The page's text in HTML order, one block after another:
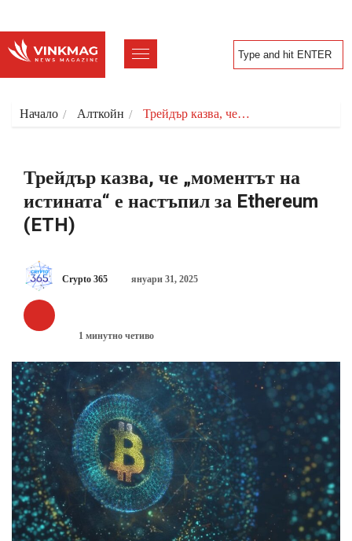
Начало Алткойн Трейдър казва, че…
Трейдър казва, че „моментът на
истината“ е настъпил за Ethereum
(ETH)
Crypto 365 януари 31, 2025
1 минутно четиво